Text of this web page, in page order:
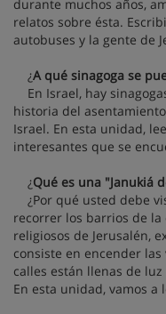
durante muchos años,
relatos sobre ésta.
autobuses y la gente de
¿A qué sinagoga se
En Israel, hay
historia del
Israel. En esta unidad,
interesantes que se
¿Qué es una "Janukiá
¿Por qué usted debe
recorrer los barrios de la
religiosos de Jerusalén,
consiste en encender las
calles están llenas de
En esta unidad, vamos a